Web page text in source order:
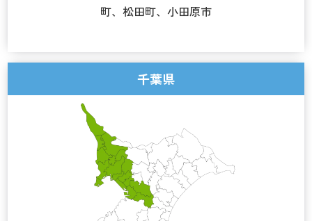
町、松田町、小田原市
千葉県